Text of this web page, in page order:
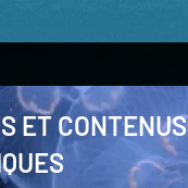
ET CONTENUS